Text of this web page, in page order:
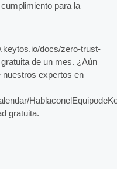
para la
docs/zero-trust-
de un mes. ¿Aún
nuestros expertos en
gratuita.